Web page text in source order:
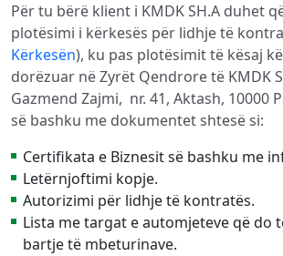
Për tu bërë klient i KMDK SH.A duhet
plotësimi i kërkesës për lidhje të
Kërkesën), ku pas plotësimit të kësaj
dorëzuar në Zyrët Qendrore të KMDK
Gazmend Zajmi, nr. 41, Aktash, 10000
së bashku me dokumentet shtesë si:
Certifikata e Biznesit së bashku me
Letërnjoftimi kopje.
Autorizimi për lidhje të kontratës.
Lista me targat e automjeteve që do
bartje të mbeturinave.